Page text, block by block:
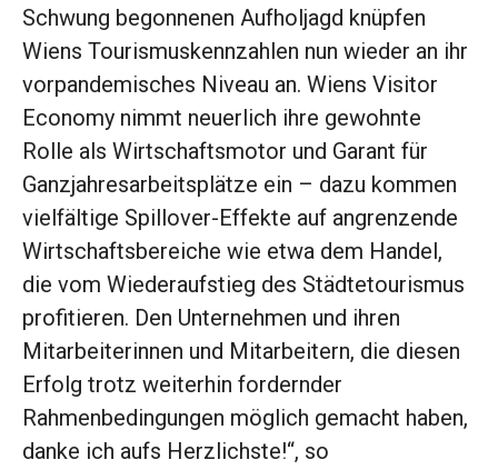
Schwung begonnenen Aufholjagd knüpfen
Wiens Tourismuskennzahlen nun wieder an ihr
vorpandemisches Niveau an. Wiens Visitor
Economy nimmt neuerlich ihre gewohnte
Rolle als Wirtschaftsmotor und Garant für
Ganzjahresarbeitsplätze ein – dazu kommen
vielfältige Spillover-Effekte auf angrenzende
Wirtschaftsbereiche wie etwa dem Handel,
die vom Wiederaufstieg des Städtetourismus
profitieren. Den Unternehmen und ihren
Mitarbeiterinnen und Mitarbeitern, die diesen
Erfolg trotz weiterhin fordernder
Rahmenbedingungen möglich gemacht haben,
danke ich aufs Herzlichste!“, so